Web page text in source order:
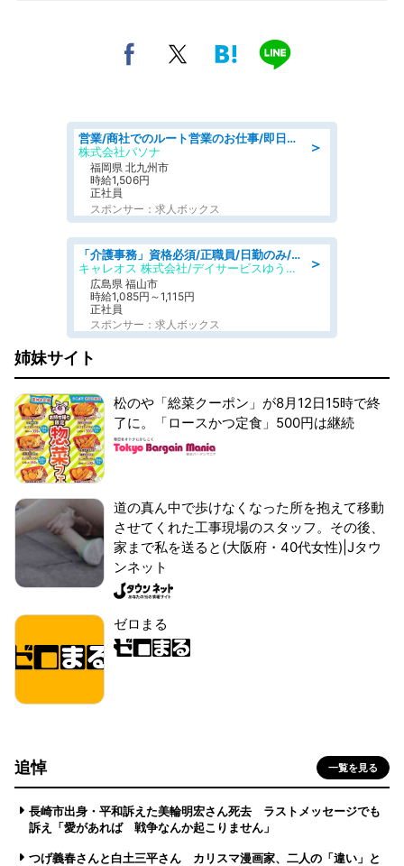
＞
営業/商社でのルート営業のお仕事/即日勤務可/車通勤可/営業
株式会社パソナ
福岡県 北九州市
時給1,506円
正社員
スポンサー：求人ボックス
＞
「介護事務」資格必須/正職員/日勤のみ/デイサービス
キャレオス 株式会社/デイサービスゆうゆう南本庄
広島県 福山市
時給1,085円～1,115円
正社員
スポンサー：求人ボックス
姉妹サイト
松のや「総菜クーポン」が8月12日15時で終
了に。「ロースかつ定食」500円は継続
道の真ん中で歩けなくなった所を抱えて移動
させてくれた工事現場のスタッフ。その後、
家まで私を送ると(大阪府・40代女性)|Jタウ
ンネット
ゼロまる
追悼 一覧を見る
長崎市出身・平和訴えた美輪明宏さん死去 ラストメッセージでも
訴え「愛があれば 戦争なんか起こりません」
つげ義春さんと白土三平さん カリスマ漫画家、二人の「違い」と